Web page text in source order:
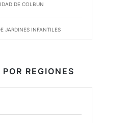
DE COLBUN
JARDINES INFANTILES
REGIONES